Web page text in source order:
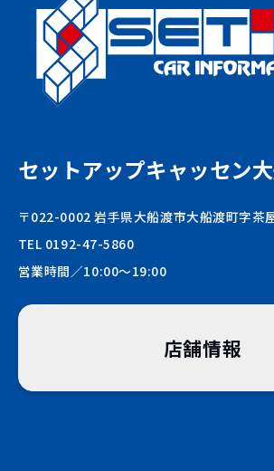
セットアップキャッセン
〒022-0002 岩手県大船渡市大船渡町字茶
TEL 0192-47-5860
営業時間／10:00〜19:00
店舗情報